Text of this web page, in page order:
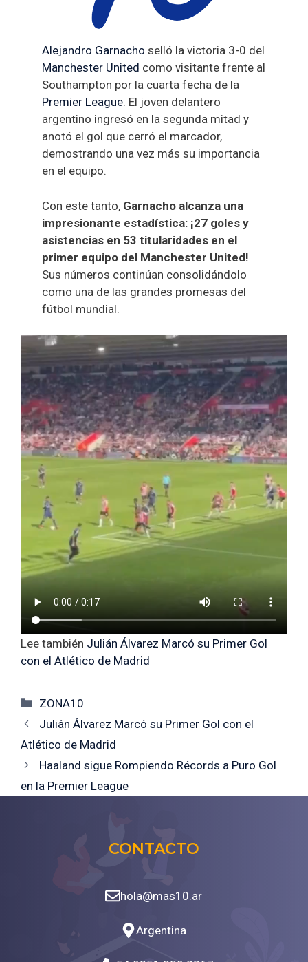
Alejandro Garnacho selló la victoria 3-0 del
Manchester United como visitante frente al
Southampton por la cuarta fecha de la
Premier League. El joven delantero
argentino ingresó en la segunda mitad y
anotó el gol que cerró el marcador,
demostrando una vez más su importancia
en el equipo.
Con este tanto, Garnacho alcanza una
impresionante estadística: ¡27 goles y
asistencias en 53 titularidades en el
primer equipo del Manchester United!
Sus números continúan consolidándolo
como una de las grandes promesas del
fútbol mundial.
Lee también Julián Álvarez Marcó su Primer Gol
con el Atlético de Madrid
Categorías
ZONA10
Julián Álvarez Marcó su Primer Gol con el
Atlético de Madrid
Haaland sigue Rompiendo Récords a Puro Gol
en la Premier League
CONTACTO
hola@mas10.ar
Argentina